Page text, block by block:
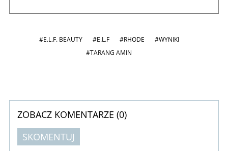
#E.L.F. BEAUTY #E.L.F #RHODE
#WYNIKI
#TARANG AMIN
ZOBACZ KOMENTARZE (0)
SKOMENTUJ